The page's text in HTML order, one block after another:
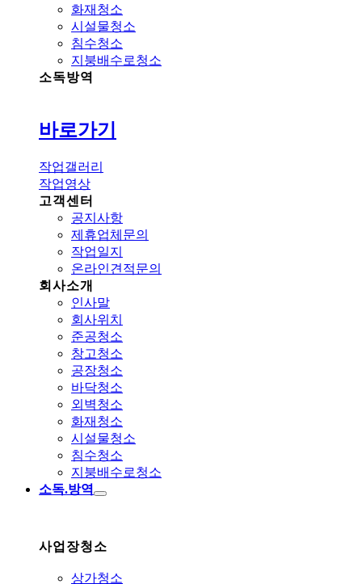
화재청소
시설물청소
침수청소
지붕배수로청소
소독방역
바로가기
작업갤러리
작업영상
고객센터
공지사항
제휴업체문의
작업일지
온라인견적문의
회사소개
인사말
회사위치
준공청소
창고청소
공장청소
바닥청소
외벽청소
화재청소
시설물청소
침수청소
지붕배수로청소
소독.방역
사업장청소
상가청소